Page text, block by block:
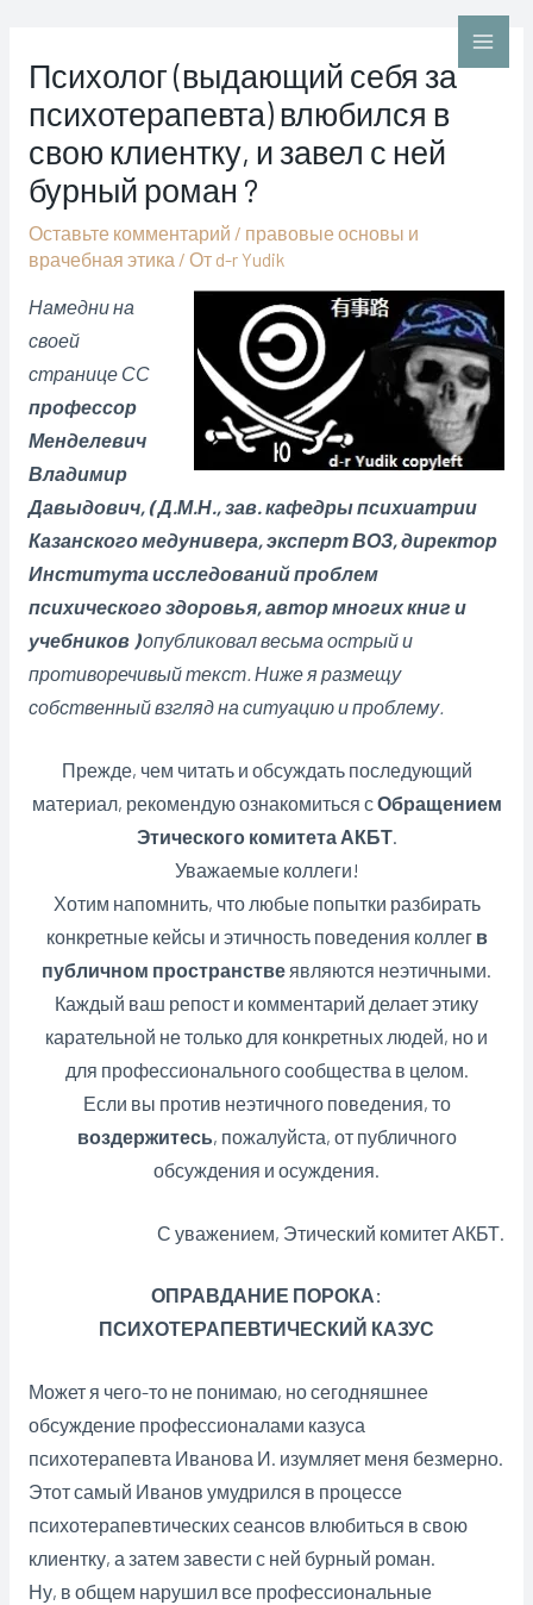
содержимому
Main
Психолог (выдающий себя за
психотерапевта) влюбился в
свою клиентку, и завел с ней
бурный роман ?
Оставьте комментарий / правовые основы и
врачебная этика / От d-r Yudik
Намедни на
своей
странице СС
профессор
Менделевич
Владимир
Давыдович, ( Д.М.Н., зав. кафедры психиатрии
Казанского медунивера, эксперт ВОЗ, директор
Института исследований проблем
психического здоровья, автор многих книг и
учебников )опубликовал весьма острый и
противоречивый текст. Ниже я размещу
собственный взгляд на ситуацию и проблему.
Прежде, чем читать и обсуждать последующий
материал, рекомендую ознакомиться сОбращением
Этического комитета АКБТ.
Уважаемые коллеги!
Хотим напомнить, что любые попытки разбирать
конкретные кейсы и этичность поведения коллег в
публичном пространстве являются неэтичными.
Каждый ваш репост и комментарий делает этику
карательной не только для конкретных людей, но и
для профессионального сообщества в целом.
Если вы против неэтичного поведения, то
воздержитесь, пожалуйста, от публичного
обсуждения и осуждения.
С уважением, Этический комитет АКБТ.
ОПРАВДАНИЕ ПОРОКА:
ПСИХОТЕРАПЕВТИЧЕСКИЙ КАЗУС
Может я чего-то не понимаю, но сегодняшнее
обсуждение профессионалами казуса
психотерапевта Иванова И. изумляет меня безмерно.
Этот самый Иванов умудрился в процессе
психотерапевтических сеансов влюбиться в свою
клиентку, а затем завести с ней бурный роман.
Ну, в общем нарушил все профессиональные